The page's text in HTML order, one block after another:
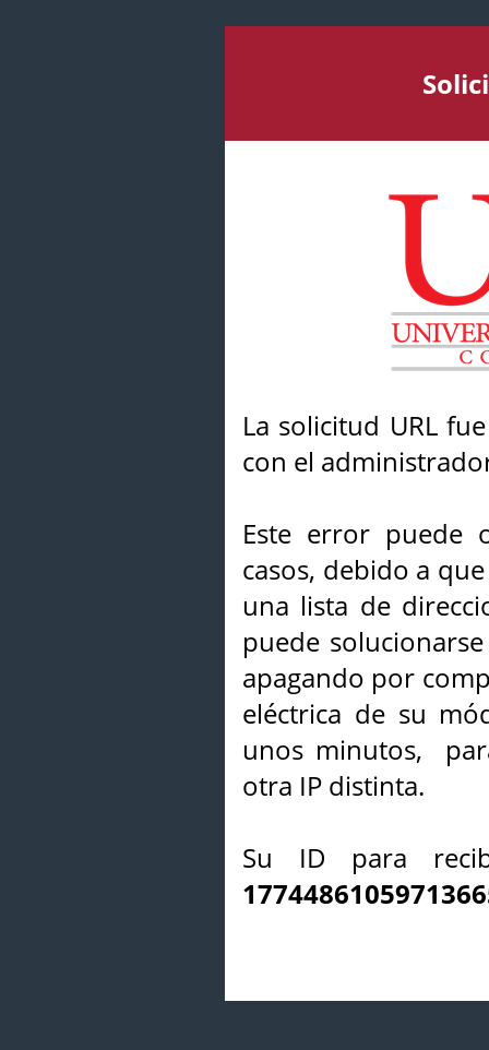
La solicitud URL
con el
Este error puede
casos, debido a
una lista de
puede
apagando por
eléctrica de su
unos minutos,
otra IP distinta.
Su ID para